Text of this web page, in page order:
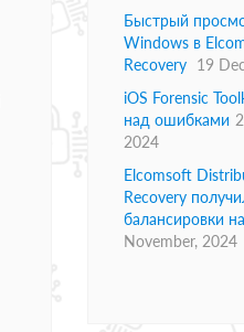
Быстрый
Windows в
Recovery 19
iOS Forensic
над ошибками
2024
Elcomsoft
Recovery
балансировки
November, 2024